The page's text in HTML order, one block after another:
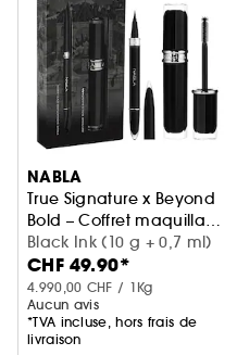
NABLA
True Signature x Beyond
Bold – Coffret maquillage
yeux
Black Ink (10 g + 0,7 ml)
CHF 49.90*
4.990,00 CHF / 1Kg
Aucun avis
*TVA incluse, hors frais de
livraison